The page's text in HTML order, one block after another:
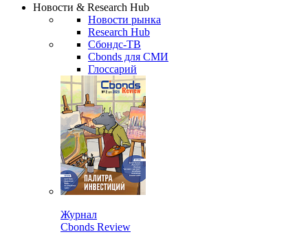
Новости & Research Hub
Новости рынка
Research Hub
Сбондс-ТВ
Cbonds для СМИ
Глоссарий
Журнал
Cbonds Review